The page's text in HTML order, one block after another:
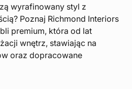
wyrafinowany styl z
Poznaj Richmond Interiors
premium, która od lat
wnętrz, stawiając na
oraz dopracowane